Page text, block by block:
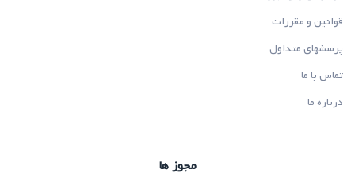
قوانین و مقررات
پرسشهای متداول
تماس با ما
درباره ما
مجوز ها